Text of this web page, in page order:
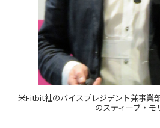
米Fitbit社のバイスプレジデント兼事業
のスティーブ・モ